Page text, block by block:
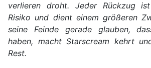
verlieren droht. Jeder Rückzug
Risiko und dient einem größeren
seine Feinde gerade glauben,
haben, macht Starscream kehrt
Rest.